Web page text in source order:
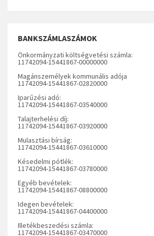
BANKSZÁMLASZÁMOK
Önkormányzati költségvetési számla:
11742094-15441867-00000000
Magánszemélyek kommunális adója
11742094-15441867-02820000
Iparűzési adó:
11742094-15441867-03540000
Talajterhelési díj:
11742094-15441867-03920000
Mulasztási bírság:
11742094-15441867-03610000
Késedelmi pótlék:
11742094-15441867-03780000
Egyéb bevételek:
11742094-15441867-08800000
Idegen bevételek:
11742094-15441867-04400000
Illetékbeszedési számla:
11742094-15441867-03470000